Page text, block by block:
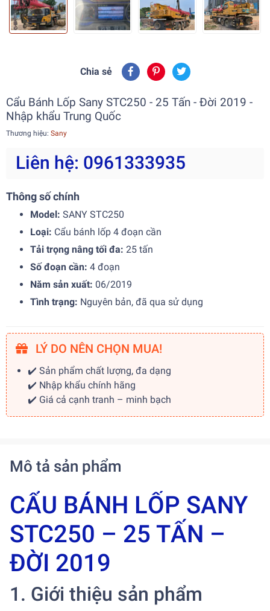
Chia sẻ
Cẩu Bánh Lốp Sany STC250 - 25 Tấn - Đời 2019 -
Nhập khẩu Trung Quốc
Thương hiệu: Sany
Liên hệ: 0961333935
Thông số chính
Model: SANY STC250
Loại: Cẩu bánh lốp 4 đoạn cần
Tải trọng nâng tối đa: 25 tấn
Số đoạn cần: 4 đoạn
Năm sản xuất: 06/2019
Tình trạng: Nguyên bản, đã qua sử dụng
LÝ DO NÊN CHỌN MUA!
✔️ Sản phẩm chất lượng, đa dạng
✔️ Nhập khẩu chính hãng
✔️ Giá cả cạnh tranh – minh bạch
Mô tả sản phẩm
CẨU BÁNH LỐP SANY
STC250 – 25 TẤN –
ĐỜI 2019
1. Giới thiệu sản phẩm